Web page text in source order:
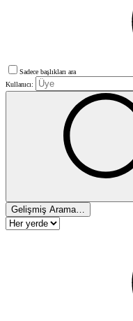
Sadece başlıkları ara
Kullanıcı:
Gelişmiş Arama…